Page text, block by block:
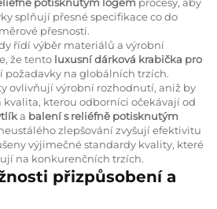
splňují přesné specifikace co do
přesnosti.
řídí výběr materiálů a výrobní
že tento luxusní dárková krabička pro
požadavky na globálních trzích.
ovlivňují výrobní rozhodnutí, aniž by
kterou odborníci očekávají od
a balení s reliéfně potisknutým
zlepšování zvyšují efektivitu
výjimečné standardy kvality, které
na konkurenčních trzích.
přizpůsobení a